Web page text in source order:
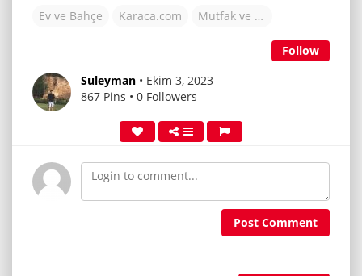
Ev ve Bahçe Karaca.com Mutfak ve Yemek
Follow
Suleyman • Ekim 3, 2023
867 Pins • 0 Followers
Post Comment